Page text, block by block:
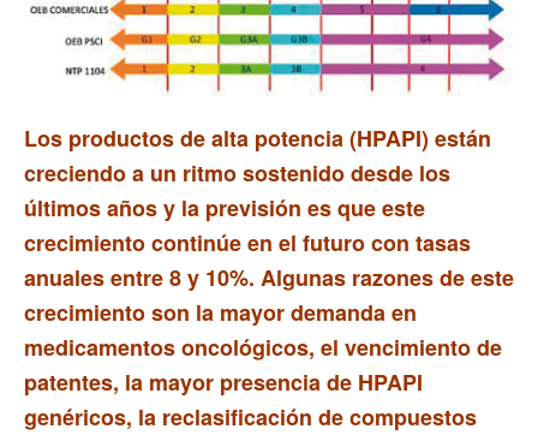
Los productos de alta potencia (HPAPI) están
creciendo a un ritmo sostenido desde los
últimos años y la previsión es que este
crecimiento continúe en el futuro con tasas
anuales entre 8 y 10%. Algunas razones de este
crecimiento son la mayor demanda en
medicamentos oncológicos, el vencimiento de
patentes, la mayor presencia de HPAPI
genéricos, la reclasificación de compuestos